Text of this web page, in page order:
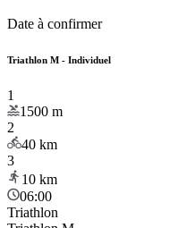
Date à confirmer
Triathlon M - Individuel
1
1500 m
2
40 km
3
10 km
06:00
Triathlon